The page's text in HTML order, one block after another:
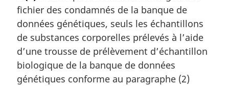
n
o
e
d
e
b
fichier des condamnés de la banque de
données génétiques, seuls les échantillons
de substances corporelles prélevés à l’aide
d’une trousse de prélèvement d’échantillon
biologique de la banque de données
génétiques conforme au paragraphe (2)